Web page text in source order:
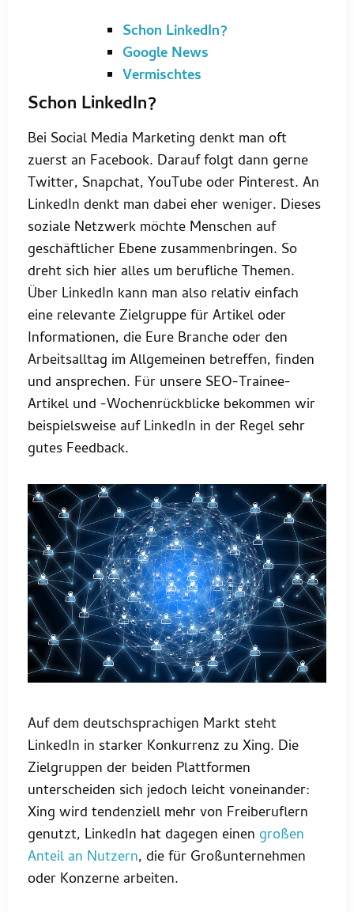
Schon LinkedIn?
Google News
Vermischtes
Schon LinkedIn?
Bei Social Media Marketing denkt man oft
zuerst an Facebook. Darauf folgt dann gerne
Twitter, Snapchat, YouTube oder Pinterest. An
LinkedIn denkt man dabei eher weniger. Dieses
soziale Netzwerk möchte Menschen auf
geschäftlicher Ebene zusammenbringen. So
dreht sich hier alles um berufliche Themen.
Über LinkedIn kann man also relativ einfach
eine relevante Zielgruppe für Artikel oder
Informationen, die Eure Branche oder den
Arbeitsalltag im Allgemeinen betreffen, finden
und ansprechen. Für unsere SEO-Trainee-
Artikel und -Wochenrückblicke bekommen wir
beispielsweise auf LinkedIn in der Regel sehr
gutes Feedback.
Auf dem deutschsprachigen Markt steht
LinkedIn in starker Konkurrenz zu Xing. Die
Zielgruppen der beiden Plattformen
unterscheiden sich jedoch leicht voneinander:
Xing wird tendenziell mehr von Freiberuflern
genutzt, LinkedIn hat dagegen einen großen
Anteil an Nutzern, die für Großunternehmen
oder Konzerne arbeiten.